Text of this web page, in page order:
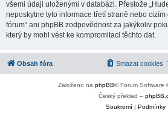
všemi údaji uloženými v databázi. Přestože
neposkytne tyto informace třetí straně nebo
fórum“ ani phpBB zodpovědnost za jakýkoliv
který by mohl vést ke kompromitaci těchto dat.
Obsah fóra Smazat cookies
Založeno na phpBB® Forum Software
Český překlad –
Soukromí| Podmínky